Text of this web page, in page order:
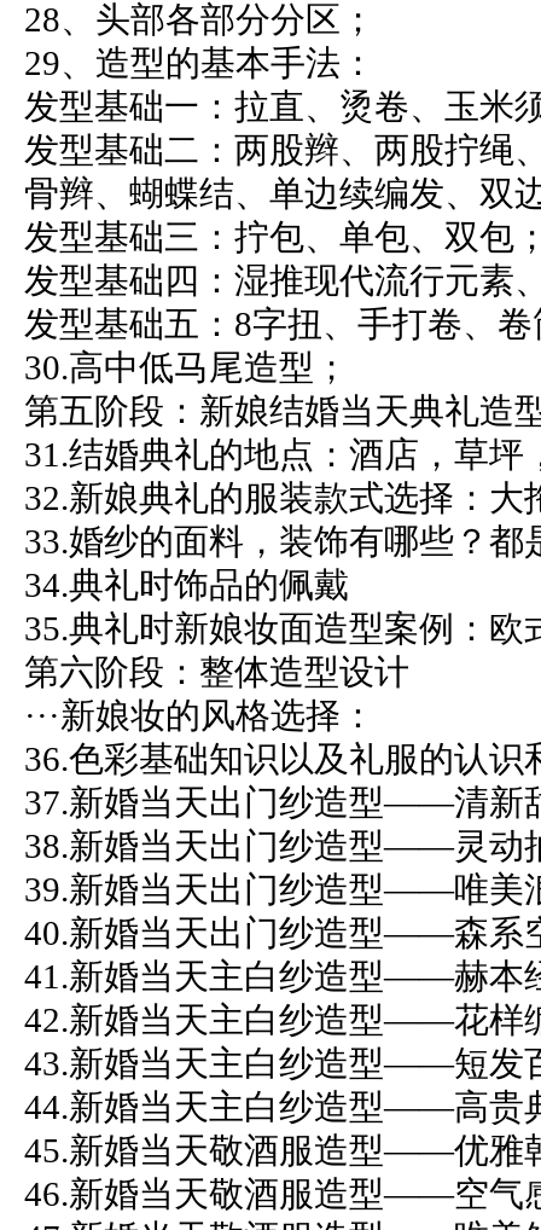
28、头部各部分分区；
29、造型的基本手法：
发型基础一：拉直、烫卷、玉米
发型基础二：两股辫、两股拧绳
骨辫、蝴蝶结、单边续编发、双
发型基础三：拧包、单包、双包
发型基础四：湿推现代流行元素
发型基础五：8字扭、手打卷、
30.高中低马尾造型；
第五阶段：新娘结婚当天典礼造
31.结婚典礼的地点：酒店，草坪
32.新娘典礼的服装款式选择：
33.婚纱的面料，装饰有哪些？都
34.典礼时饰品的佩戴
35.典礼时新娘妆面造型案例：
第六阶段：整体造型设计
···新娘妆的风格选择：
36.色彩基础知识以及礼服的认识
37.新婚当天出门纱造型——清新
38.新婚当天出门纱造型——灵动
39.新婚当天出门纱造型——唯美
40.新婚当天出门纱造型——森系
41.新婚当天主白纱造型——赫本
42.新婚当天主白纱造型——花样
43.新婚当天主白纱造型——短发
44.新婚当天主白纱造型——高贵
45.新婚当天敬酒服造型——优雅
46.新婚当天敬酒服造型——空气